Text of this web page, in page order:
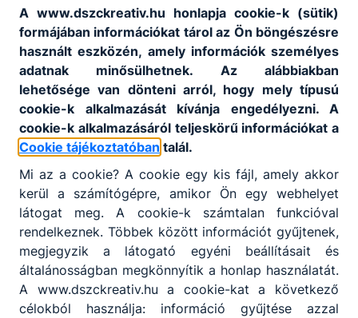
Fax -
Központi
ügyfélszolgálat:
06-30/132-72-73 (DSZC
képzésekkel kapcsolatban)
E-mail cím: titkarsag@dszckreativ.com
Székhely: 4027 Debrecen, Sétakert utca 1-3.
A www.dszckreativ.hu honlapja cookie-k (sütik)
formájában információkat tárol az Ön böngészésre
használt eszközén, amely információk személyes
adatnak minősülhetnek. Az alábbiakban
lehetősége van dönteni arról, hogy mely típusú
cookie-k alkalmazását kívánja engedélyezni. A
cookie-k alkalmazásáról teljeskörű információkat a
Cookie tájékoztatóban talál.
Mi az a cookie? A cookie egy kis fájl, amely akkor
kerül a számítógépre, amikor Ön egy webhelyet
látogat meg. A cookie-k számtalan funkcióval
rendelkeznek. Többek között információt gyűjtenek,
megjegyzik a látogató egyéni beállításait és
általánosságban megkönnyítik a honlap használatát.
A www.dszckreativ.hu a cookie-kat a következő
célokból használja: információ gyűjtése azzal